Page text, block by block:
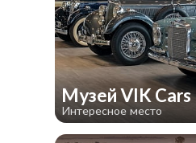
Музей VIK Cars
Интересное место